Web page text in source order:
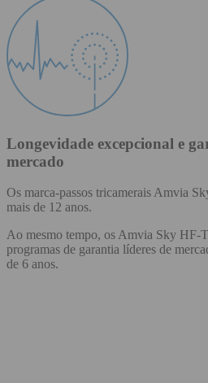
Longevidade excepcional e
mercado
Os marca-passos tricamerais Amvia
mais de 12 anos.
Ao mesmo tempo, os Amvia Sky HF-
programas de garantia líderes de
de 6 anos.